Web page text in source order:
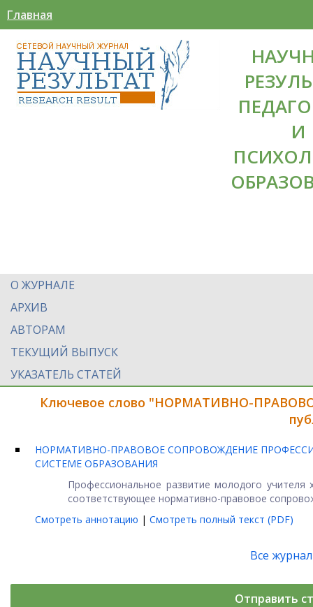
Главная
И
О ЖУРНАЛЕ
АРХИВ
АВТОРАМ
ТЕКУЩИЙ ВЫПУСК
УКАЗАТЕЛЬ СТАТЕЙ
Ключевое слово "НОРМАТИВНО-
НОРМАТИВНО-ПРАВОВОЕ СОПРОВОЖДЕНИЕ
СИСТЕМЕ ОБРАЗОВАНИЯ
Профессиональное развитие молодого
соответствующее нормативно-правовое
Смотреть аннотацию | Смотреть полный текст (PDF)
Все
Отправить